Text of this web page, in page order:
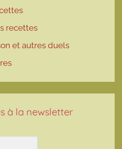
recettes
et autres duels
à la newsletter